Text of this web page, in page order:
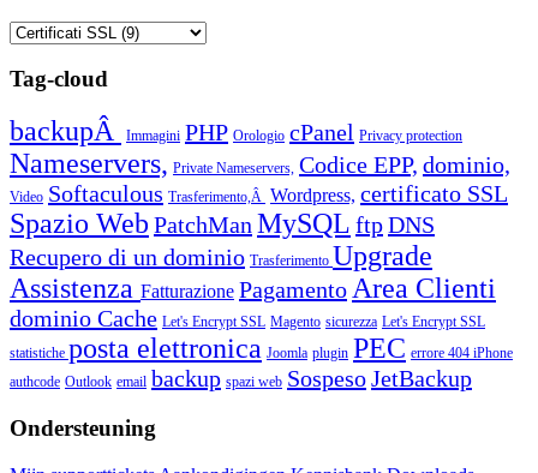
Tag-cloud
backupÂ Immagini PHP Orologio cPanel Privacy protection
Nameservers, Private Nameservers, Codice EPP, dominio,
Video Softaculous Trasferimento,Â Wordpress, certificato SSL
Spazio Web PatchMan MySQL ftpDNS
Recupero di un dominio Trasferimento Upgrade
Assistenza Fatturazione Pagamento Area Clienti
dominio Cache Let's Encrypt SSL Magento sicurezza Let's Encrypt SSL
statistiche posta elettronica Joomla plugin PEC errore 404 iPhone
authcode Outlook email backup spazi web SospesoJetBackup
Ondersteuning